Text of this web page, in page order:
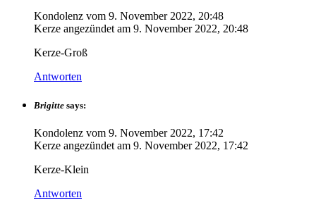
Kondolenz vom 9. November 2022, 20:48
Kerze angezündet am 9. November 2022, 20:48
Kerze-Groß
Antworten
Brigitte says:
Kondolenz vom 9. November 2022, 17:42
Kerze angezündet am 9. November 2022, 17:42
Kerze-Klein
Antworten